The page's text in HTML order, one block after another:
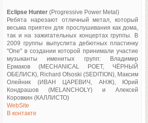
Eclipse Hunter (Progressive Power Metal)
Ребята нарезают отличный метал, который
весьма приятен для прослушивания как дома,
так и на зажигательных концертах группы. В
2009 группы выпуслита дебютных пластинку
"One" в создании которой принимали участие
музыканты именитых групп: Владимир
Ермаков (MECHANICAL POET, ЧЁРНЫЙ
ОБЕЛИСК), Richard Ofsoski (SEDITION), Максим
Олейник (ИВАН ЦАРЕВИЧ, АНЖ), Юрий
Кондрашов (MELANCHOLY) и Алексей
Коровкин (КАЛЛИСТО)
WebSite
В контакте